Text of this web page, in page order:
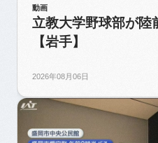
動画
立教大学野球部が陸
【岩手】
2026年08月06日